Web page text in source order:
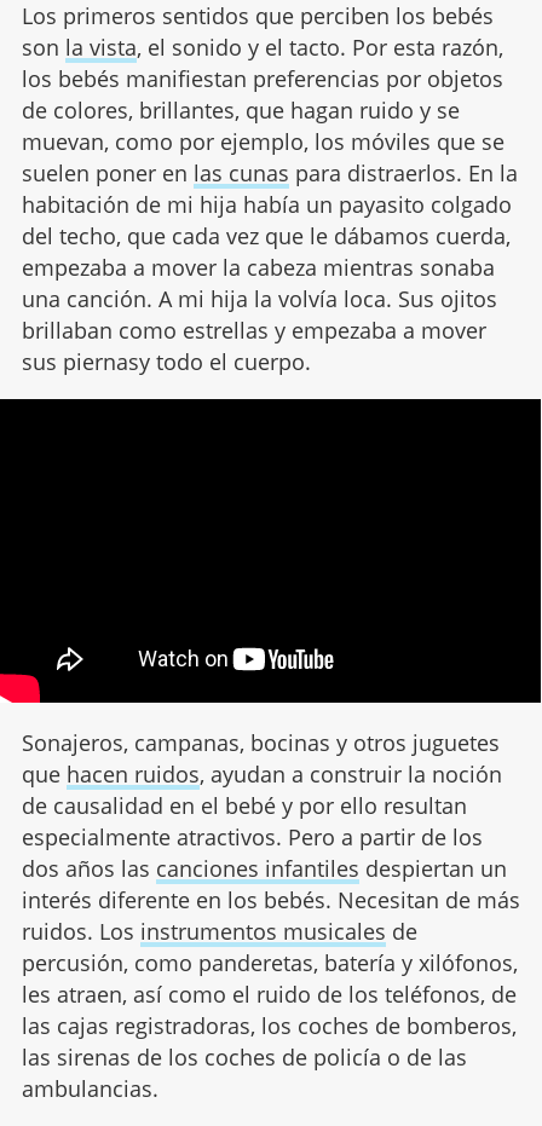
Los primeros sentidos que perciben los bebés
son la vista, el sonido y el tacto. Por esta razón,
los bebés manifiestan preferencias por objetos
de colores, brillantes, que hagan ruido y se
muevan, como por ejemplo, los móviles que se
suelen poner en las cunas para distraerlos. En la
habitación de mi hija había un payasito colgado
del techo, que cada vez que le dábamos cuerda,
empezaba a mover la cabeza mientras sonaba
una canción. A mi hija la volvía loca. Sus ojitos
brillaban como estrellas y empezaba a mover
sus piernasy todo el cuerpo.
Sonajeros, campanas, bocinas y otros juguetes
que hacen ruidos, ayudan a construir la noción
de causalidad en el bebé y por ello resultan
especialmente atractivos. Pero a partir de los
dos años las canciones infantiles despiertan un
interés diferente en los bebés. Necesitan de más
ruidos. Los instrumentos musicales de
percusión, como panderetas, batería y xilófonos,
les atraen, así como el ruido de los teléfonos, de
las cajas registradoras, los coches de bomberos,
las sirenas de los coches de policía o de las
ambulancias.